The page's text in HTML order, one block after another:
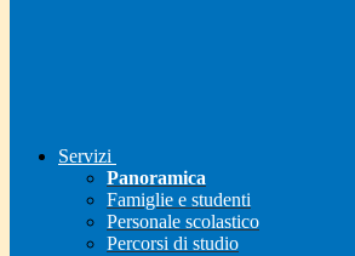
Servizi
Panoramica
Famiglie e studenti
Personale scolastico
Percorsi di studio